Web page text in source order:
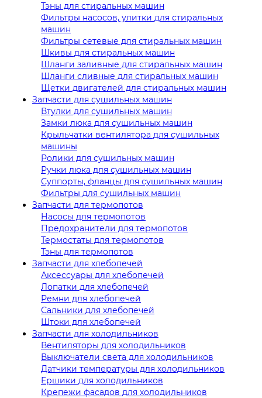
Тэны для стиральных машин
Фильтры насосов, улитки для стиральных
машин
Фильтры сетевые для стиральных машин
Шкивы для стиральных машин
Шланги заливные для стиральных машин
Шланги сливные для стиральных машин
Щетки двигателей для стиральных машин
Запчасти для сушильных машин
Втулки для сушильных машин
Замки люка для сушильных машин
Крыльчатки вентилятора для сушильных
машины
Ролики для сушильных машин
Ручки люка для сушильных машин
Суппорты, фланцы для сушильных машин
Фильтры для сушильных машин
Запчасти для термопотов
Насосы для термопотов
Предохранители для термопотов
Термостаты для термопотов
Тэны для термопотов
Запчасти для хлебопечей
Аксессуары для хлебопечей
Лопатки для хлебопечей
Ремни для хлебопечей
Сальники для хлебопечей
Штоки для хлебопечей
Запчасти для холодильников
Вентиляторы для холодильников
Выключатели света для холодильников
Датчики температуры для холодильников
Ершики для холодильников
Крепежи фасадов для холодильников